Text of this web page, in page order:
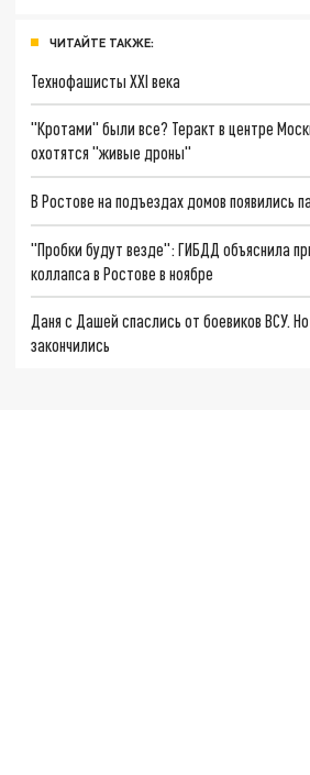
ЧИТАЙТЕ ТАКЖЕ:
Технофашисты XXI века
"Кротами" были все? Теракт в центре
охотятся "живые дроны"
В Ростове на подъездах домов появились
"Пробки будут везде": ГИБДД объяснила
коллапса в Ростове в ноябре
Даня с Дашей спаслись от боевиков ВСУ.
закончились